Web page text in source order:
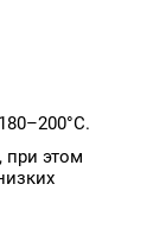
при этом